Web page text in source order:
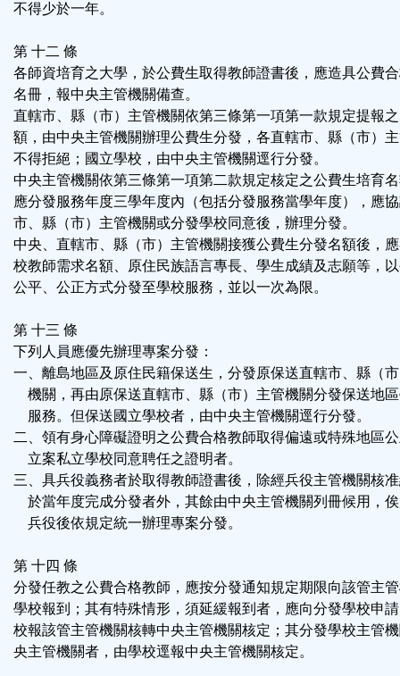
不得少於一年。
第 十二 條
各師資培育之大學，於公費生取得教師證書後，應造具公費
名冊，報中央主管機關備查。
直轄市、縣（市）主管機關依第三條第一項第一款規定提報
額，由中央主管機關辦理公費生分發，各直轄市、縣（市）
不得拒絕；國立學校，由中央主管機關逕行分發。
中央主管機關依第三條第一項第二款規定核定之公費生培育
應分發服務年度三學年度內（包括分發服務當學年度），應
市、縣（市）主管機關或分發學校同意後，辦理分發。
中央、直轄市、縣（市）主管機關接獲公費生分發名額後，
校教師需求名額、原住民族語言專長、學生成績及志願等，
公平、公正方式分發至學校服務，並以一次為限。
第 十三 條
下列人員應優先辦理專案分發：
一、離島地區及原住民籍保送生，分發原保送直轄市、縣（
機關，再由原保送直轄市、縣（市）主管機關分發保送地
服務。但保送國立學校者，由中央主管機關逕行分發。
二、領有身心障礙證明之公費合格教師取得偏遠或特殊地區
立案私立學校同意聘任之證明者。
三、具兵役義務者於取得教師證書後，除經兵役主管機關核
於當年度完成分發者外，其餘由中央主管機關列冊候用，
兵役後依規定統一辦理專案分發。
第 十四 條
分發任教之公費合格教師，應按分發通知規定期限向該管主
學校報到；其有特殊情形，須延緩報到者，應向分發學校申
校報該管主管機關核轉中央主管機關核定；其分發學校主管
央主管機關者，由學校逕報中央主管機關核定。